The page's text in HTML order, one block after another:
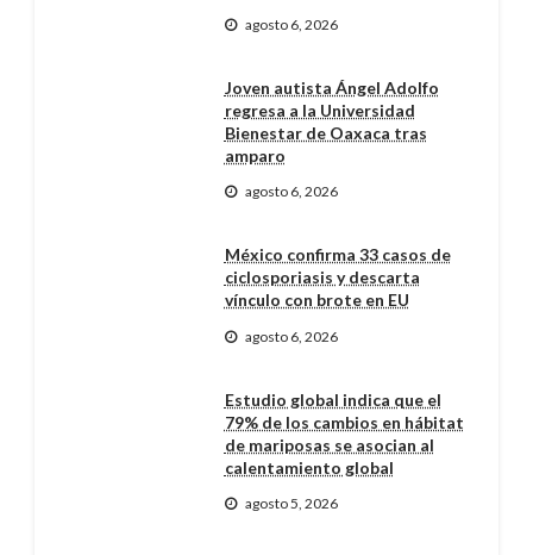
agosto 6, 2026
Joven autista Ángel Adolfo
regresa a la Universidad
Bienestar de Oaxaca tras
amparo
agosto 6, 2026
México confirma 33 casos de
ciclosporiasis y descarta
vínculo con brote en EU
agosto 6, 2026
Estudio global indica que el
79% de los cambios en hábitat
de mariposas se asocian al
calentamiento global
agosto 5, 2026